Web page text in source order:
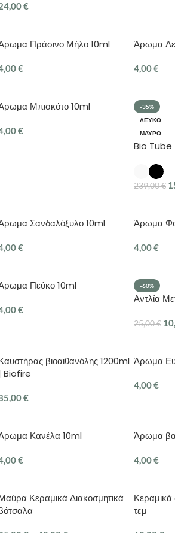
€
Πράσινο Μήλο 10ml
€
Άρωμα
4,00€
Μπισκότο 10ml
€
-35%
ΛΕΥΚΌ
ΜΑΥΡΟ
Bio Tube
239,00€
Σανδαλόξυλο 10ml
€
Άρωμα
4,00€
Πεύκο 10ml
€
-60%
Αντλία
25,00€
βιοαιθανόλης 1200ml
Biofire
€
Άρωμα
4,00€
Κανέλα 10ml
€
Άρωμα
4,00€
Κεραμικά Διακοσμητικά
Κεραμικά
τεμ